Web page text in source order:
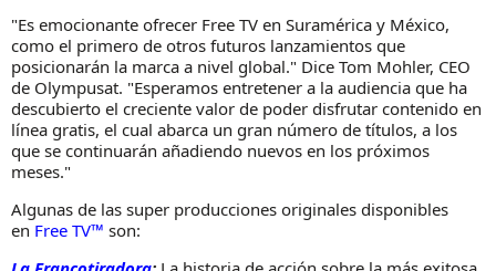
"Es emocionante ofrecer Free TV en Suramérica y México,
como el primero de otros futuros lanzamientos que
posicionarán la marca a nivel global." Dice Tom Mohler, CEO
de Olympusat. "Esperamos entretener a la audiencia que ha
descubierto el creciente valor de poder disfrutar contenido en
línea gratis, el cual abarca un gran número de títulos, a los
que se continuarán añadiendo nuevos en los próximos
meses."
Algunas de las super producciones originales disponibles
en Free TV™ son: